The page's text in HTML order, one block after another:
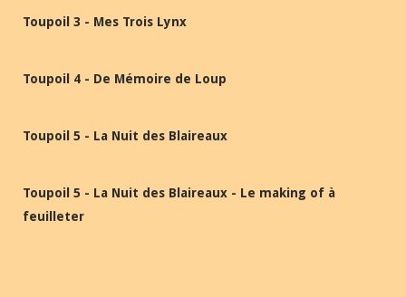
Toupoil 3 - Mes Trois Lynx
Toupoil 4 - De Mémoire de Loup
Toupoil 5 - La Nuit des Blaireaux
Toupoil 5 - La Nuit des Blaireaux - Le making of à
feuilleter